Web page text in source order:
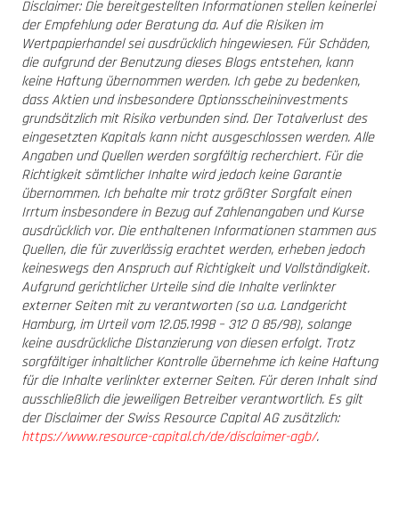
Disclaimer: Die bereitgestellten Informationen stellen keinerlei
der Empfehlung oder Beratung da. Auf die Risiken im
Wertpapierhandel sei ausdrücklich hingewiesen. Für Schäden,
die aufgrund der Benutzung dieses Blogs entstehen, kann
keine Haftung übernommen werden. Ich gebe zu bedenken,
dass Aktien und insbesondere Optionsscheininvestments
grundsätzlich mit Risiko verbunden sind. Der Totalverlust des
eingesetzten Kapitals kann nicht ausgeschlossen werden. Alle
Angaben und Quellen werden sorgfältig recherchiert. Für die
Richtigkeit sämtlicher Inhalte wird jedoch keine Garantie
übernommen. Ich behalte mir trotz größter Sorgfalt einen
Irrtum insbesondere in Bezug auf Zahlenangaben und Kurse
ausdrücklich vor. Die enthaltenen Informationen stammen aus
Quellen, die für zuverlässig erachtet werden, erheben jedoch
keineswegs den Anspruch auf Richtigkeit und Vollständigkeit.
Aufgrund gerichtlicher Urteile sind die Inhalte verlinkter
externer Seiten mit zu verantworten (so u.a. Landgericht
Hamburg, im Urteil vom 12.05.1998 – 312 O 85/98), solange
keine ausdrückliche Distanzierung von diesen erfolgt. Trotz
sorgfältiger inhaltlicher Kontrolle übernehme ich keine Haftung
für die Inhalte verlinkter externer Seiten. Für deren Inhalt sind
ausschließlich die jeweiligen Betreiber verantwortlich. Es gilt
der Disclaimer der Swiss Resource Capital AG zusätzlich:
https://www.resource-capital.ch/de/disclaimer-agb/.